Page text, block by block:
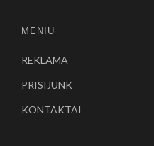
MENIU
REKLAMA
PRISIJUNK
KONTAKTAI